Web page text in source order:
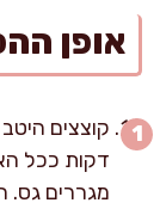
אופן
קוצצים
דקות ככל
מגררים גס.